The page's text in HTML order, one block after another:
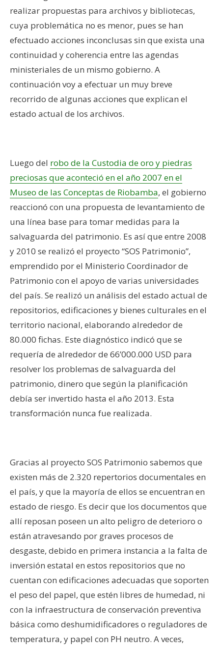
realizar propuestas para archivos y bibliotecas,
cuya problemática no es menor, pues se han
efectuado acciones inconclusas sin que exista una
continuidad y coherencia entre las agendas
ministeriales de un mismo gobierno. A
continuación voy a efectuar un muy breve
recorrido de algunas acciones que explican el
estado actual de los archivos.
Luego del robo de la Custodia de oro y piedras
preciosas que aconteció en el año 2007 en el
Museo de las Conceptas de Riobamba, el gobierno
reaccionó con una propuesta de levantamiento de
una línea base para tomar medidas para la
salvaguarda del patrimonio. Es así que entre 2008
y 2010 se realizó el proyecto “SOS Patrimonio”,
emprendido por el Ministerio Coordinador de
Patrimonio con el apoyo de varias universidades
del país. Se realizó un análisis del estado actual de
repositorios, edificaciones y bienes culturales en el
territorio nacional, elaborando alrededor de
80.000 fichas. Este diagnóstico indicó que se
requería de alrededor de 66’000.000 USD para
resolver los problemas de salvaguarda del
patrimonio, dinero que según la planificación
debía ser invertido hasta el año 2013. Esta
transformación nunca fue realizada.
Gracias al proyecto SOS Patrimonio sabemos que
existen más de 2.320 repertorios documentales en
el país, y que la mayoría de ellos se encuentran en
estado de riesgo. Es decir que los documentos que
allí reposan poseen un alto peligro de deterioro o
están atravesando por graves procesos de
desgaste, debido en primera instancia a la falta de
inversión estatal en estos repositorios que no
cuentan con edificaciones adecuadas que soporten
el peso del papel, que estén libres de humedad, ni
con la infraestructura de conservación preventiva
básica como deshumidificadores o reguladores de
temperatura, y papel con PH neutro. A veces,